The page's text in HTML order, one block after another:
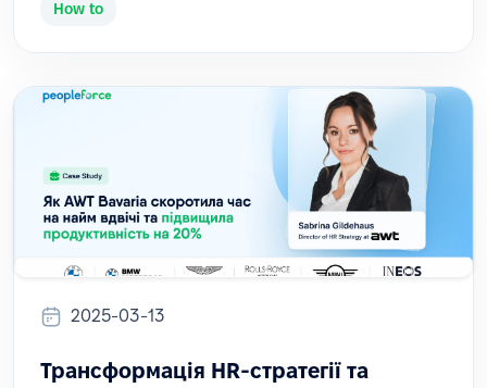
How to
2025-03-13
Трансформація HR-стратегії та